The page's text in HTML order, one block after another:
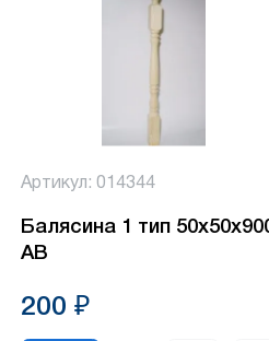
Артикул: 014344
Балясина 1 тип
АВ
200 ₽